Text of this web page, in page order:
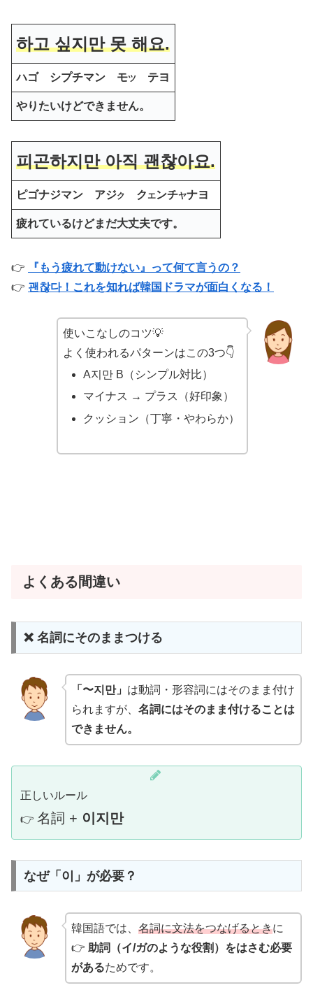
하고 싶지만 못 해요.
ハゴ シプチマン モツ テヨ
やりたいけどできません。
피곤하지만 아직 괜찮아요.
ピゴナジマン アジク ク エンチヤナヨ
疲れているけどまだ大丈夫です。
👉
『もう疲れて動けない』って何て言うの？
👉 괜찮다！これを知れば韓国ドラマが面白くなる！
使いこなしのコツ💡
よく使われるパターンはこの3つ👇
A지만 B（シンプル対比）
マイナス → プラス（好印象）
クッション（丁寧・やわらか）
よくある間違い
❌ 名詞にそのままつける
「〜지만」 は動詞・形容詞にはそのまま付け
られますが、 名詞にはそのまま付けることは
できません。
正しいルール
👉 名詞 + 이지만
なぜ「이」が必要？
韓国語では、 名詞に文法をつなげるときに
👉 助詞（イ/ガのような役割）をはさむ必要
があるためです。